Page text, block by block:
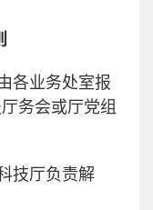
各业务处室报
务会或厅党组
技厅负责解